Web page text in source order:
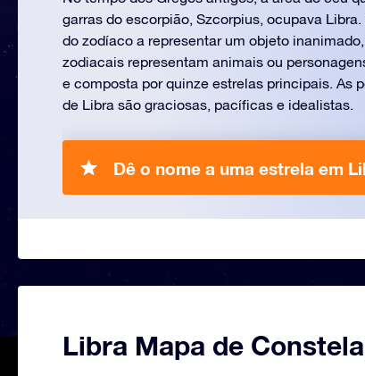
garras do escorpião, Szcorpius, ocupava
do zodíaco a representar um objeto
zodiacais representam animais ou
e composta por quinze estrelas principais. As
de Libra são graciosas, pacíficas e idealistas.
Dê o nome a uma estrela em
Libra Mapa de